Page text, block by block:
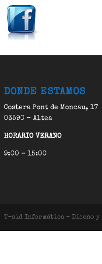
DONDE ESTAMOS
Costera Pont de Moncau, 17
03590 – Altea
HORARIO VERANO
9:00 – 15:00
T-sid Informática - Diseño y